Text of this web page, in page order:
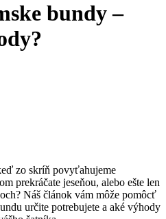
bundy –
zo skríň povyťahujeme
prekráčate jeseňou, alebo ešte len
Náš článok vám môže pomôcť
určite potrebujete a aké výhody